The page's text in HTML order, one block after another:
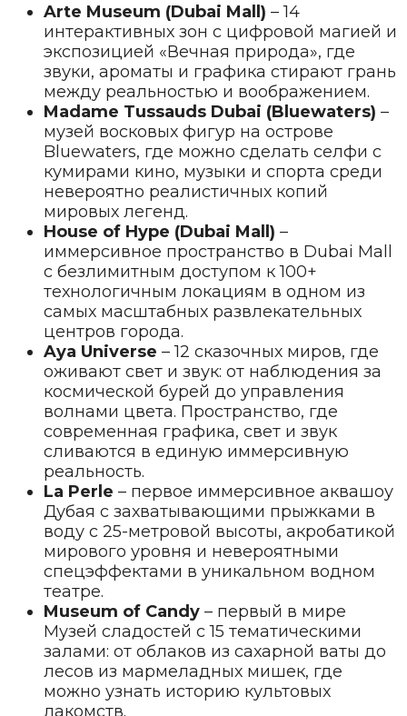
Arte Museum (Dubai Mall) – 14
интерактивных зон с цифровой магией и
экспозицией «Вечная природа», где
звуки, ароматы и графика стирают грань
между реальностью и воображением.
Madame Tussauds Dubai (Bluewaters) –
музей восковых фигур на острове
Bluewaters, где можно сделать селфи с
кумирами кино, музыки и спорта среди
невероятно реалистичных копий
мировых легенд.
House of Hype (Dubai Mall) –
иммерсивное пространство в Dubai Mall
с безлимитным доступом к 100+
технологичным локациям в одном из
самых масштабных развлекательных
центров города.
Aya Universe – 12 сказочных миров, где
оживают свет и звук: от наблюдения за
космической бурей до управления
волнами цвета. Пространство, где
современная графика, свет и звук
сливаются в единую иммерсивную
реальность.
La Perle – первое иммерсивное аквашоу
Дубая с захватывающими прыжками в
воду с 25-метровой высоты, акробатикой
мирового уровня и невероятными
спецэффектами в уникальном водном
театре.
Museum of Candy– первый в мире
Музей сладостей с 15 тематическими
залами: от облаков из сахарной ваты до
лесов из мармеладных мишек, где
можно узнать историю культовых
лакомств.